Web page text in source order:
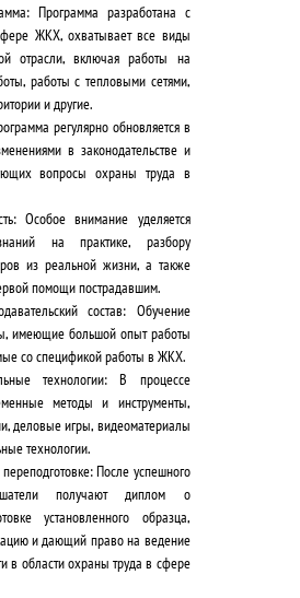
Программа разработана с
ЖКХ, охватывает все виды
отрасли, включая работы на
работы с тепловыми сетями,
и другие.
регулярно обновляется в
в законодательстве и
вопросы охраны труда в
Особое внимание уделяется
на практике, разбору
из реальной жизни, а также
помощи пострадавшим.
состав: Обучение
имеющие большой опыт работы
со спецификой работы в ЖКХ.
технологии: В процессе
методы и инструменты,
деловые игры, видеоматериалы
технологии.
После успешного
получают диплом о
установленного образца,
и дающий право на ведение
в области охраны труда в сфере